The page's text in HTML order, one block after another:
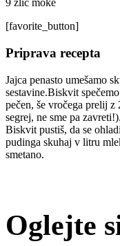
9 žlic moke
[favorite_button]
Priprava recepta
Jajca penasto umešamo
sestavine.Biskvit
pečen, še vročega prelij
segrej, ne sme pa zavreti!).
Biskvit pustiš, da se
pudinga skuhaj v litru
smetano.
Oglejte